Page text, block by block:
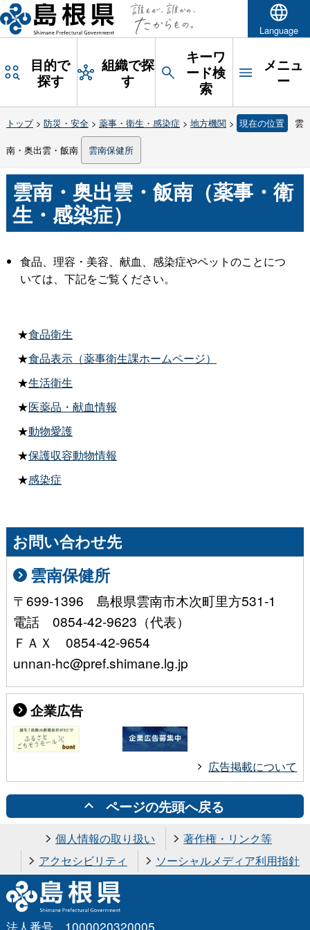
Language
目的で
探す
組織で探
す
キーワ
ード検
索
メニュ
ー
トップ> 防災・安全> 薬事・衛生・感染症 > 地方機関> 現在の位置 雲
南・奥出雲・飯南 雲南保健所
雲南・奥出雲・飯南（薬事・衛
生・感染症）
食品、理容・美容、献血、感染症やペットのことにつ
いては、下記をご覧ください。
★食品衛生
★食品表示（薬事衛生課ホームページ）
★生活衛生
★医薬品・献血情報
★動物愛護
★保護収容動物情報
★感染症
お問い合わせ先
雲南保健所
〒699-1396 島根県雲南市木次町里方531-1
電話 0854-42-9623（代表）
ＦＡＸ 0854-42-9654
unnan-hc@pref.shimane.lg.jp
企業広告
広告掲載について
ページの先頭へ戻る
個人情報の取り扱い
著作権・リンク等
アクセシビリティ
ソーシャルメディア利用指針
法人番号 1000020320005